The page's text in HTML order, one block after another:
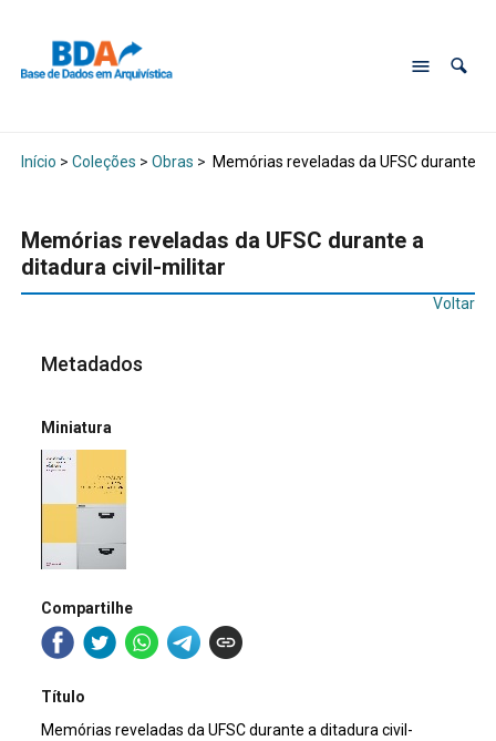
Início > Coleções > Obras > Memórias reveladas da UFSC durante
Memórias reveladas da UFSC durante a
ditadura civil-militar
Voltar
Metadados
Miniatura
Compartilhe
Título
Memórias reveladas da UFSC durante a ditadura civil-